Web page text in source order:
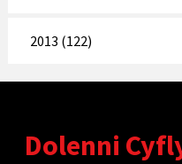
2013 (122)
Dolenni